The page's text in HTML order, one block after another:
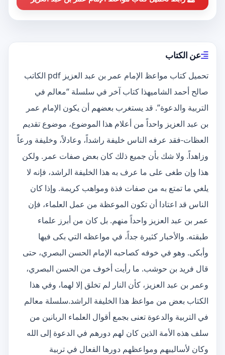
عن الكتاب
تحميل كتاب مواعظ الإمام عمر بن عبد العزيز pdf الكاتب
صالح أحمد الشاميهذا كتاب آخر في سلسلة “معالم في
التربية والدعوة”. قد يستغرب بعضهم أن يكون الإمام عمر
بن عبد العزيز واحداً من أعلام هذا الموضوع، موضوع تقديم
العظات-فقد عرفه الناس خليفة راشداً، وعادلاً، وخليفة ورعاً
وزاهداً. ولا شك بأن جميع ذلك كان بعض صفات عمر. ولكن
هذا وإن طغى على ما عرف به هذا الخليفة الراشد، فإنه لا
يلغي ما تمتع به من صفات فذة ومواهب كريمة. وإذا كان
الناس قد اعتادا أن تكون الموعظة من عمل العلماء، فإن
عمر بن عبد العزيز واحداً منهم. بل كان من أبرز علماء
طبقته. والأخبار كثيرة جداً، في مواعظه التي بكى فيها
وأبكى. وهو في خوفه كصاحبه الإمام الحسن البصري، حتى
قال فريد بن حوشب. ما رأيت أخوف من الحسن البصري،
وعمر بن عبد العزيز، كأن النار لم تخلق إلا لهما، وفي هذا
الكتاب بعض من مواعظ هذا الخليفة الراشد.سلسلة معالم
في التربية والدعوة تعنى بجمع أقوال العلماء الربانين من
سلف هذه الأمة الذين كان لهم دورهم في الدعوة إلى الله
وكان لأساليبهم ومواعظهم دورها الفعال في تربية